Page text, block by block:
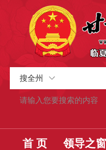
搜全州
首 页 领导之窗